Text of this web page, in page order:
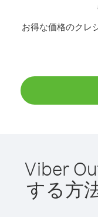
お得な価格のクレ
Viber
する方